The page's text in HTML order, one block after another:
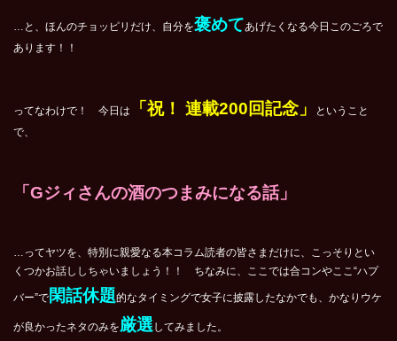
…と、ほんのチョッピリだけ、自分を褒めてあげたくなる今日このごろで
あります！！
ってなわけで！ 今日は 「祝！ 連載200回記念」
ということ
で、
「Gジィさんの酒のつまみになる話」
…ってヤツを、特別に親愛なる本コラム読者の皆さまだけに、こっそりとい
くつかお話ししちゃいましょう！！ ちなみに、ここでは合コンやここ“ハプ
バー”で 閑話休題的なタイミングで女子に披露したなかでも、かなりウケ
が良かったネタのみを厳選してみました。